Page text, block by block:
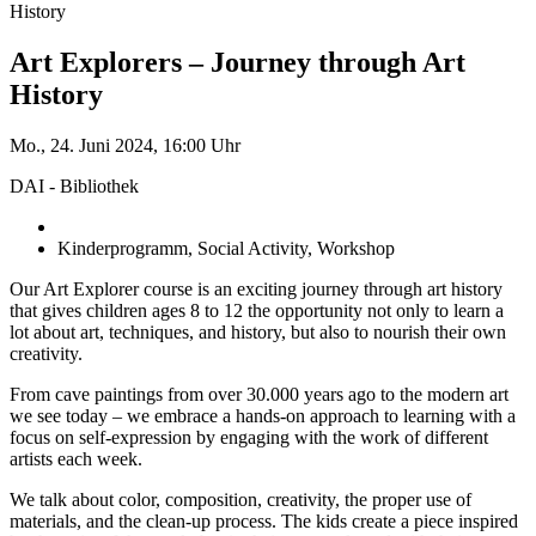
History
Art Explorers – Journey through Art
History
Mo., 24. Juni 2024, 16:00 Uhr
DAI - Bibliothek
Kinderprogramm, Social Activity, Workshop
Our Art Explorer course is an exciting journey through art history
that gives children ages 8 to 12 the opportunity not only to learn a
lot about art, techniques, and history, but also to nourish their own
creativity.
From cave paintings from over 30.000 years ago to the modern art
we see today – we embrace a hands-on approach to learning with a
focus on self-expression by engaging with the work of different
artists each week.
We talk about color, composition, creativity, the proper use of
materials, and the clean-up process. The kids create a piece inspired